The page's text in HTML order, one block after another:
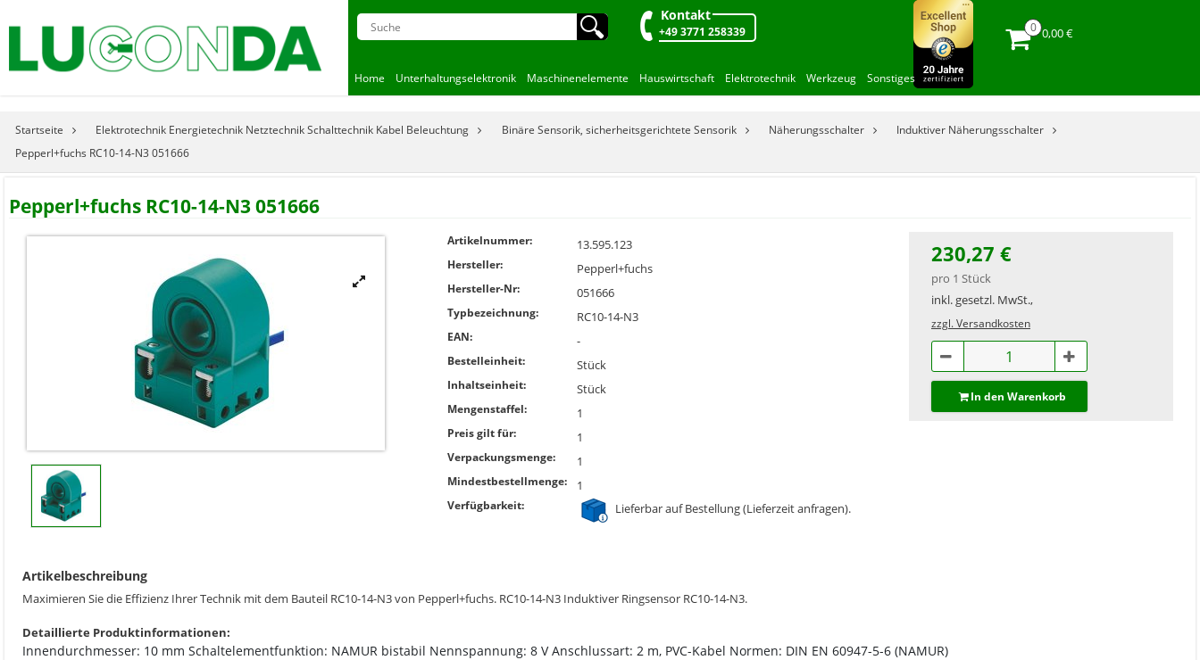
🔍︎ Kontakt
+49 3771 258339 0,00 €
Home Unterhaltungselektronik Maschinenelemente Hauswirtschaft Elektrotechnik Werkzeug Sonstiges
Startseite Elektrotechnik Energietechnik Netztechnik Schalttechnik Kabel Beleuchtung Binäre Sensorik, sicherheitsgerichtete Sensorik Näherungsschalter
Induktiver Näherungsschalter
Pepperl+fuchs RC10-14-N3 051666
Pepperl+fuchs RC10-14-N3 051666

Artikelnummer: 13.595.123
Hersteller: Pepperl+fuchs
Hersteller-Nr: 051666
Typbezeichnung: RC10-14-N3
EAN: -
Bestelleinheit: Stück
Inhaltseinheit: Stück
Mengenstaffel: 1
Preis gilt für: 1
Verpackungsmenge: 1
Mindestbestellmenge: 1
Verfügbarkeit: Lieferbar auf Bestellung (Lieferzeit anfragen).
230,27 €
pro 1 Stück
inkl. gesetzl. MwSt.,
zzgl. Versandkosten
In den Warenkorb
Artikelbeschreibung
Maximieren Sie die Effizienz Ihrer Technik mit dem Bauteil RC10-14-N3 von Pepperl+fuchs. RC10-14-N3 Induktiver Ringsensor RC10-14-N3.
Detaillierte Produktinformationen:
Innendurchmesser: 10 mm Schaltelementfunktion: NAMUR bistabil Nennspannung: 8 V Anschlussart: 2 m, PVC-Kabel Normen: DIN EN 60947-5-6 (NAMUR)